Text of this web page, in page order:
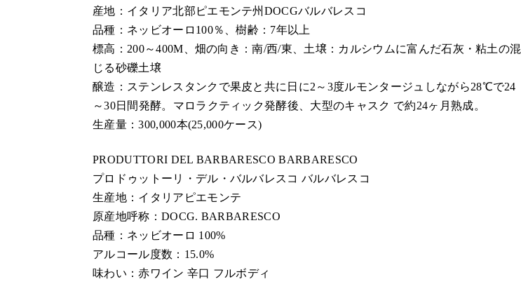
産地：イタリア北部ピエモンテ州DOCGバルバレスコ
品種：ネッビオーロ100％、樹齢：7年以上
標高：200～400M、畑の向き：南/西/東、土壌：カルシウムに富んだ石灰・粘土の混
じる砂礫土壌
醸造：ステンレスタンクで果皮と共に日に2～3度ルモンタージュしながら28℃で24
～30日間発酵。マロラクティック発酵後、大型のキャスク で約24ヶ月熟成。
生産量：300,000本(25,000ケース)
PRODUTTORI DEL BARBARESCO BARBARESCO
プロドゥットーリ・デル・バルバレスコ バルバレスコ
生産地：イタリアピエモンテ
原産地呼称：DOCG. BARBARESCO
品種：ネッビオーロ 100%
アルコール度数：15.0%
味わい：赤ワイン 辛口 フルボディ